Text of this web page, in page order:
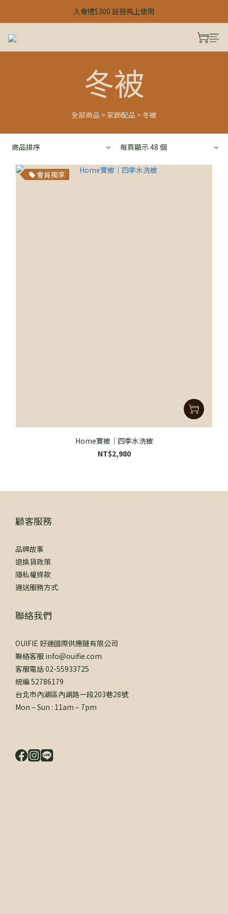
【 24H 快閃：春季雙人限定 】
入會禮$300 註冊馬上使用
冬被
全部商品 > 家飾配品 > 冬被
商品排序 每頁顯示 48 個
會員獨享
Home寶被｜四季水洗被
NT$2,980
顧客服務
品牌故事
退換貨政策
隱私權條款
運送服務方式
聯絡我們
OUIFIE 好運國際供應鏈有限公司
聯絡客服 info@ouifie.com
客服電話 02-55933725
統編 52786179
台北市內湖區內湖路一段203巷28號
Mon – Sun : 11am – 7pm